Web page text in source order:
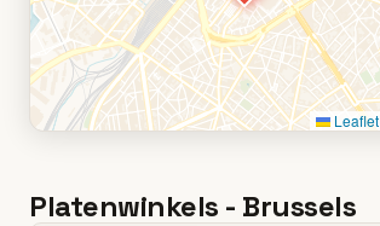
Leaflet
Platenwinkels - Brussels